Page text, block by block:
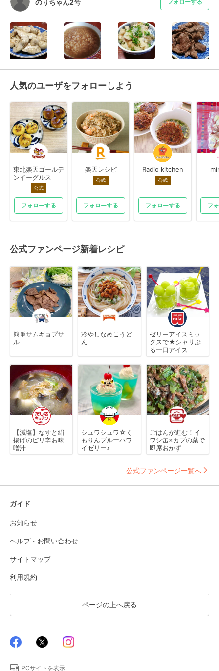
のりちゃん2号 フォローする
人気のユーザをフォローしよう
東北楽天ゴールデ
ンイーグルス
公式
フォローする
楽天レシピ
公式
フォローする
Radio kitchen
公式
フォローする フ
公式ファンページ新着レシピ
簡単サムギョプサ
ル
冷やしなめこうど
ん
ゼリーアイスミッ
クスで★シャリぷ
る一口アイス
【減塩】なすと絹
揚げのピリ辛お味
噌汁
シュワシュワ☆く
もりんブルーハワ
イゼリー♪
ごはんが進む！イ
ワシ缶×カブの葉で
即席おかず
公式ファンページ一覧へ
ガイド
お知らせ
ヘルプ・お問い合わせ
サイトマップ
利用規約
ページの上へ戻る
PCサイトを表示